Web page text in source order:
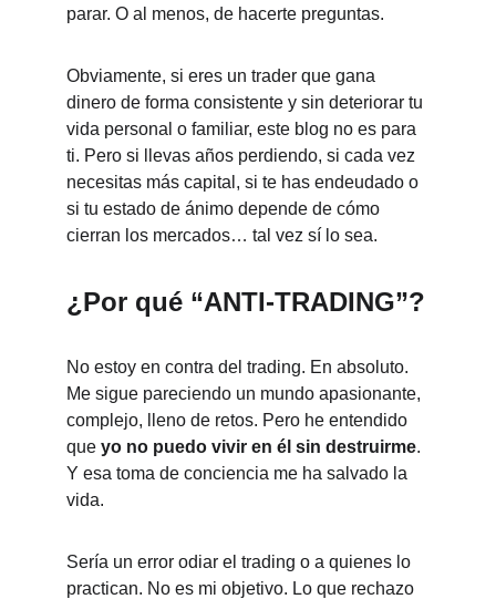
parar. O al menos, de hacerte preguntas.
Obviamente, si eres un trader que gana
dinero de forma consistente y sin deteriorar tu
vida personal o familiar, este blog no es para
ti. Pero si llevas años perdiendo, si cada vez
necesitas más capital, si te has endeudado o
si tu estado de ánimo depende de cómo
cierran los mercados… tal vez sí lo sea.
¿Por qué “ANTI-TRADING”?
No estoy en contra del trading. En absoluto.
Me sigue pareciendo un mundo apasionante,
complejo, lleno de retos. Pero he entendido
que yo no puedo vivir en él sin destruirme.
Y esa toma de conciencia me ha salvado la
vida.
Sería un error odiar el trading o a quienes lo
practican. No es mi objetivo. Lo que rechazo